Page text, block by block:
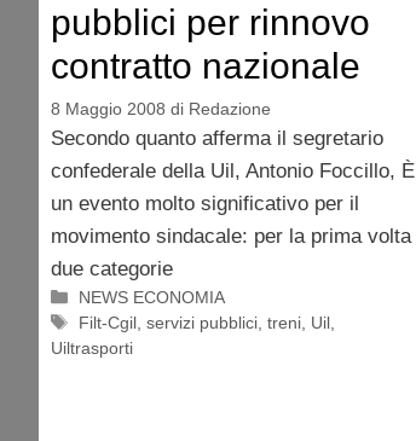
pubblici per rinnovo
contratto nazionale
8 Maggio 2008 di Redazione
Secondo quanto afferma il segretario
confederale della Uil, Antonio Foccillo, È
un evento molto significativo per il
movimento sindacale: per la prima volta
due categorie
Categorie
NEWS ECONOMIA
Tag
Filt-Cgil ,servizi pubblici ,treni Uil
Uiltrasporti